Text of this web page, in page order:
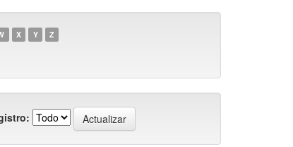
X Y Z